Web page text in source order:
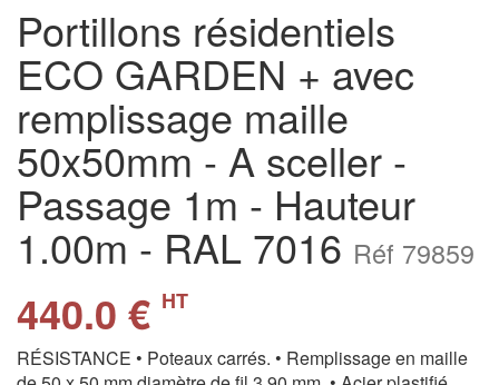
Portillons résidentiels
ECO GARDEN + avec
remplissage maille
50x50mm - A sceller -
Passage 1m - Hauteur
1.00m - RAL 7016 Réf 79859
440.0 € HT
RÉSISTANCE • Poteaux carrés. • Remplissage en maille